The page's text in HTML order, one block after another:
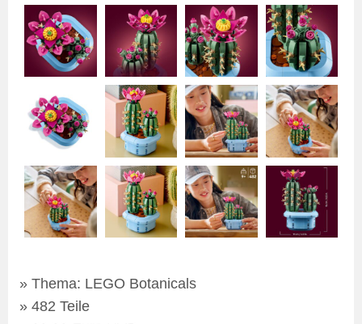
Thema: LEGO Botanicals
482 Teile